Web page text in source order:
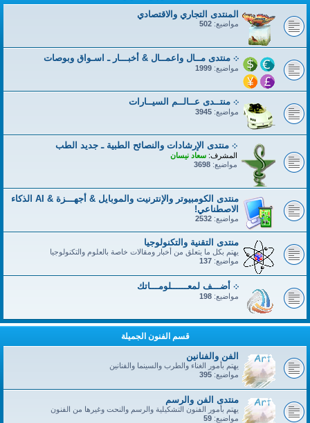
المنتدى التجاري والاقتصادي
مواضيع: 502
܀ منتدى مــال واعمــال & أخبـــار ـ اسـواق وبوصات
مواضيع: 1999
܀ منتــدى عــالــم السيــارات
مواضيع: 3945
܀ منتدى الإرشادات والنصائح الطبية ـ جديد الطب
المشرف: سعاد نيسان
مواضيع: 3698
منتدى الكومبيوتر والإنترنيت والموبايل & أجهـــزة & AI الذكاء
الاصطناعي!
مواضيع: 2532
منتدى التقنية والتكنولوجيا
يهتم بكل ما يتعلق من أخبار ومقالات خاصة بالعلوم والتكنولوجيا
مواضيع: 137
܀ أضـــف لمعــــــلومـــاتك
مواضيع: 198
قسم الفنون الجميلة
الفن والفنانين
يهتم بأمور الغناء والطرب والسينما والفنانين
مواضيع: 395
منتدى الفن والرسم
يهتم بأمور الفنون التشكيلية والرسم والنحت وغيرها من الفنون
مواضيع: 59